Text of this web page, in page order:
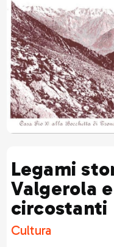
Legami
Valgerola
circostanti
Cultura